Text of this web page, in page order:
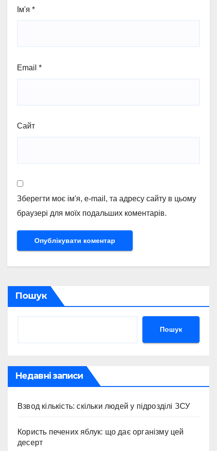
Ім'я *
Email *
Сайт
Зберегти моє ім'я, e-mail, та адресу сайту в цьому
браузері для моїх подальших коментарів.
Пошук
Пошук
Недавні записи
Взвод кількість: скільки людей у підрозділі ЗСУ
Користь печених яблук: що дає організму цей
десерт